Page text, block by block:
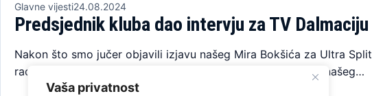
Vaša privatnost
Glavne vijesti24.08.2024
Predsjednik kluba dao intervju za TV Dalmaciju
Nakon što smo jučer objavili izjavu našeg Mira Bokšića za Ultra Split
radio, danas Vam donosimo još jedan intervju člana uprave našeg…